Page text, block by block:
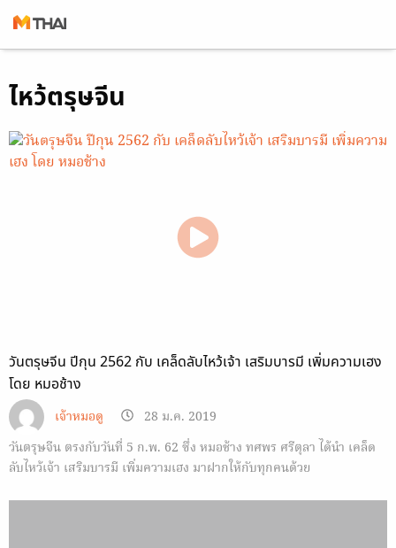
toไหว้ตรุษจีน
วันตรุษจีน ปีกุน 2562 กับ เคล็ดลับไหว้เจ้า เสริมบารมี เพิ่มความเฮง
โดย หมอช้าง
เจ้าหมอดู
28 ม.ค. 2019
วันตรุษจีน ตรงกับวันที่ 5 ก.พ. 62 ซึ่ง หมอช้าง ทศพร ศรีตุลา ได้นำ เคล็ด
ลับไหว้เจ้า เสริมบารมี เพิ่มความเฮง มาฝากให้กับทุกคนด้วย